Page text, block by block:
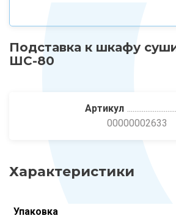
Подставка к шкафу
ШС-80
Артикул
00000002633
Характеристики
Упаковка